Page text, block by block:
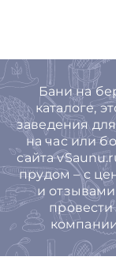
Бани на
каталоге,
заведения
на час или
сайта
прудом – с
и